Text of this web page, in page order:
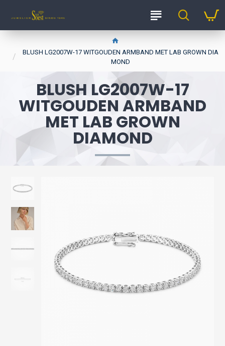
BLUSH LG2007W-17 WITGOUDEN ARMBAND MET LAB GROWN DIA
MOND
BLUSH LG2007W-17
WITGOUDEN ARMBAND
MET LAB GROWN
DIAMOND